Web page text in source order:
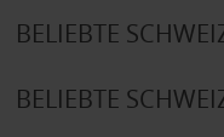
BELIEBTE
BELIEBTE